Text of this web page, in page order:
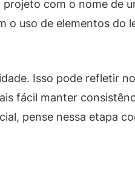
com o nome de
uso de elementos do
Isso pode refletir
fácil manter
pense nessa etapa